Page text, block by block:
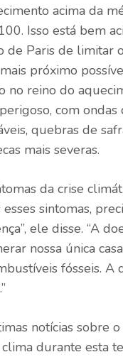
acima da
Isso está bem
de Paris de limitar o
próximo
no reino do
com ondas
quebras de
mais severas.
da crise
sintomas,
ele disse. “A
nossa única
fósseis. A
notícias sobre
durante esta